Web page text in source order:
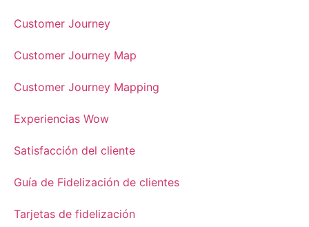
Customer Journey
Customer Journey Map
Customer Journey Mapping
Experiencias Wow
Satisfacción del cliente
Guía de Fidelización de clientes
Tarjetas de fidelización